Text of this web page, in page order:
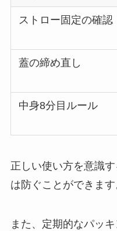
ストロー固定の確認
蓋の締め直し
中身8分目ルール
正しい使い方を意識
は防ぐことができます
また、定期的なパッ